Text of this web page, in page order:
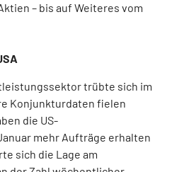
– bis auf Weiteres vom
trübte sich im
Konjunkturdaten fielen
die US-
mehr Aufträge erhalten
sich die Lage am